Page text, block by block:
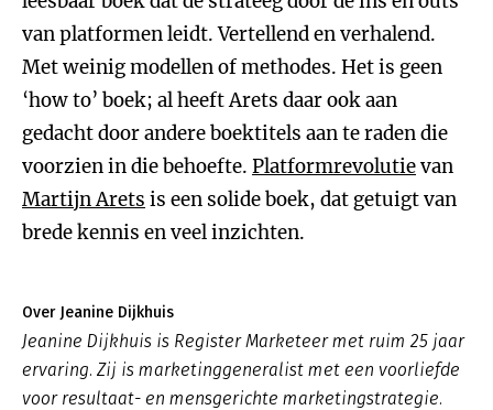
van platformen leidt. Vertellend en verhalend.
Met weinig modellen of methodes. Het is geen
‘how to’ boek; al heeft Arets daar ook aan
gedacht door andere boektitels aan te raden die
voorzien in die behoefte. Platformrevolutievan
Martijn Arets is een solide boek, dat getuigt van
brede kennis en veel inzichten.
Over Jeanine Dijkhuis
Jeanine Dijkhuis is Register Marketeer met ruim 25 jaar
ervaring. Zij is marketinggeneralist met een voorliefde
voor resultaat- en mensgerichte marketingstrategie.